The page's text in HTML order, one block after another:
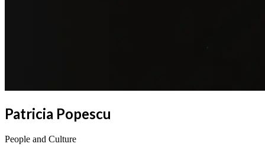
Patricia Popescu
People and Culture